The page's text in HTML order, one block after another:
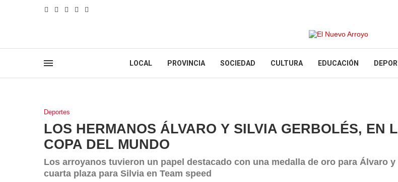
LOCAL PROVINCIA SOCIEDAD CULTURA EDUCACIÓN
Deportes
LOS HERMANOS ÁLVARO Y SILVIA GERBOLÉS, EN
COPA DEL MUNDO
Los arroyanos tuvieron un papel destacado con una medalla de oro para Álvaro y
cuarta plaza para Silvia en Team speed